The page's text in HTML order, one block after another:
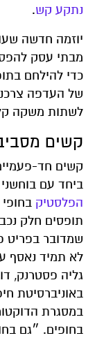
נתקע קש.
יוזמה חדשה
מבתי עסק
כדי להילחם
של העדפה
לשתות משקה
קשים
קשים חד-
ביחד עם
הפלסטיק
תופסים חלק
שמדובר בפריט
לא תמיד נאסף
גליה פסטרנק,
באוניברסיטת
במסגרת
בחופים. ״גם